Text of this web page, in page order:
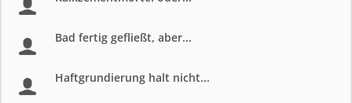
Bad fertig gefließt, aber...
Haftgrundierung halt nicht...